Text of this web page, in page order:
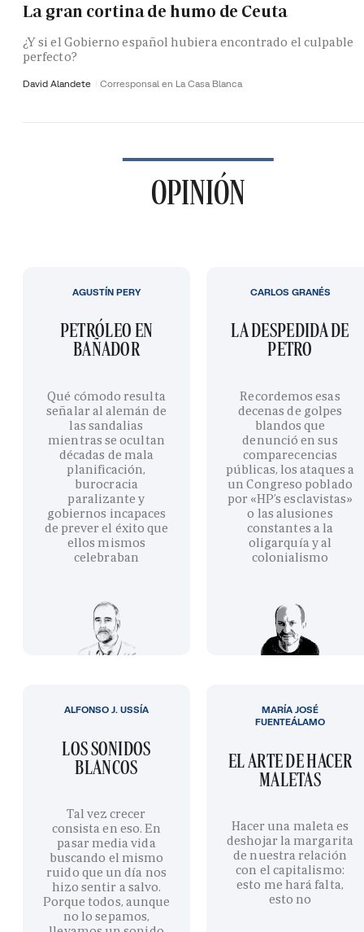
La gran cortina de humo de Ceuta
¿Y si el Gobierno español hubiera encontrado el culpable
perfecto?
David Alandete Corresponsal en La Casa Blanca
OPINIÓN
PETRÓLEO EN
BAÑADOR
Qué cómodo resulta
señalar al alemán de
las sandalias
mientras se ocultan
décadas de mala
planificación,
burocracia
paralizante y
gobiernos incapaces
de prever el éxito que
ellos mismos
celebraban
AGUSTÍN PERY
LA DESPEDIDA DE
PETRO
Recordemos esas
decenas de golpes
blandos que
denunció en sus
comparecencias
públicas, los ataques a
un Congreso poblado
por «HP’s esclavistas»
o las alusiones
constantes a la
oligarquía y al
colonialismo
CARLOS GRANÉS
LOS SONIDOS
BLANCOS
Tal vez crecer
consista en eso. En
pasar media vida
buscando el mismo
ruido que un día nos
hizo sentir a salvo.
Porque todos, aunque
no lo sepamos,
ALFONSO J. USSÍA
EL ARTE DE HACER
MALETAS
Hacer una maleta es
deshojar la margarita
de nuestra relación
con el capitalismo:
esto me hará falta,
esto no
MARÍA JOSÉ
FUENTEÁLAMO